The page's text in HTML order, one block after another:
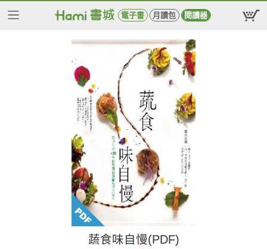
電子書 月讀包 閱讀器
蔬食味自慢(PDF)